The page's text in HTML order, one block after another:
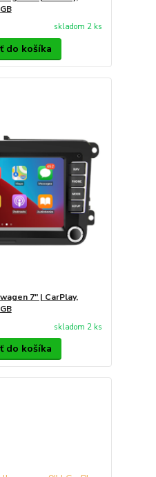
skladom 2 ks
do košíka
7" | CarPlay,
skladom 2 ks
do košíka